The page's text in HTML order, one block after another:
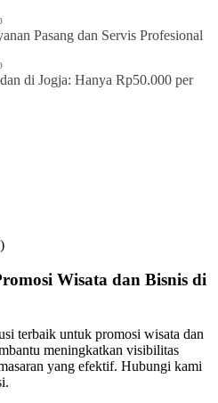
Pasang dan Servis Profesional
di Jogja: Hanya Rp50.000 per
Wisata dan Bisnis di
terbaik untuk promosi wisata dan
meningkatkan visibilitas
yang efektif. Hubungi kami